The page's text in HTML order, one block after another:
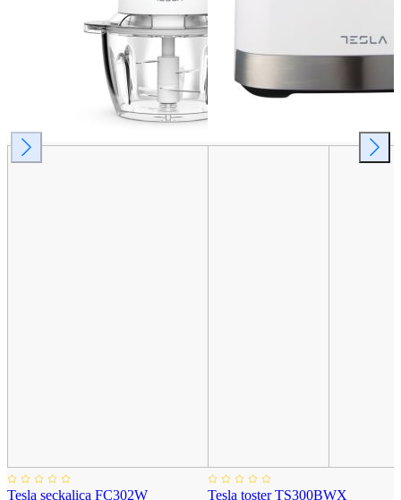
Tesla seckalica FC302W
Tesla toster TS300BWX